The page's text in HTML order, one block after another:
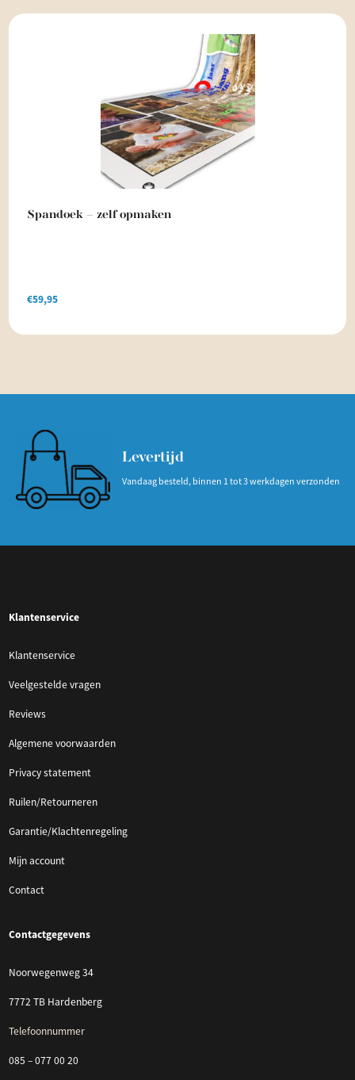
Spandoek – zelf opmaken
€59,95
Levertijd
Vandaag besteld, binnen 1 tot 3 werkdagen verzonden
Klantenservice
Klantenservice
Veelgestelde vragen
Reviews
Algemene voorwaarden
Privacy statement
Ruilen/Retourneren
Garantie/Klachtenregeling
Mijn account
Contact
Contactgegevens
Noorwegenweg 34
7772 TB Hardenberg
Telefoonnummer
085 – 077 00 20